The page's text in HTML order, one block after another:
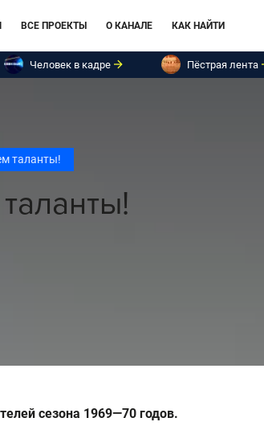
ВСЕ ПРОЕКТЫ О КАНАЛЕ КАК НАЙТИ
Человек в кадре Пёстрая лента
таланты!
сезона 1969—70 годов.